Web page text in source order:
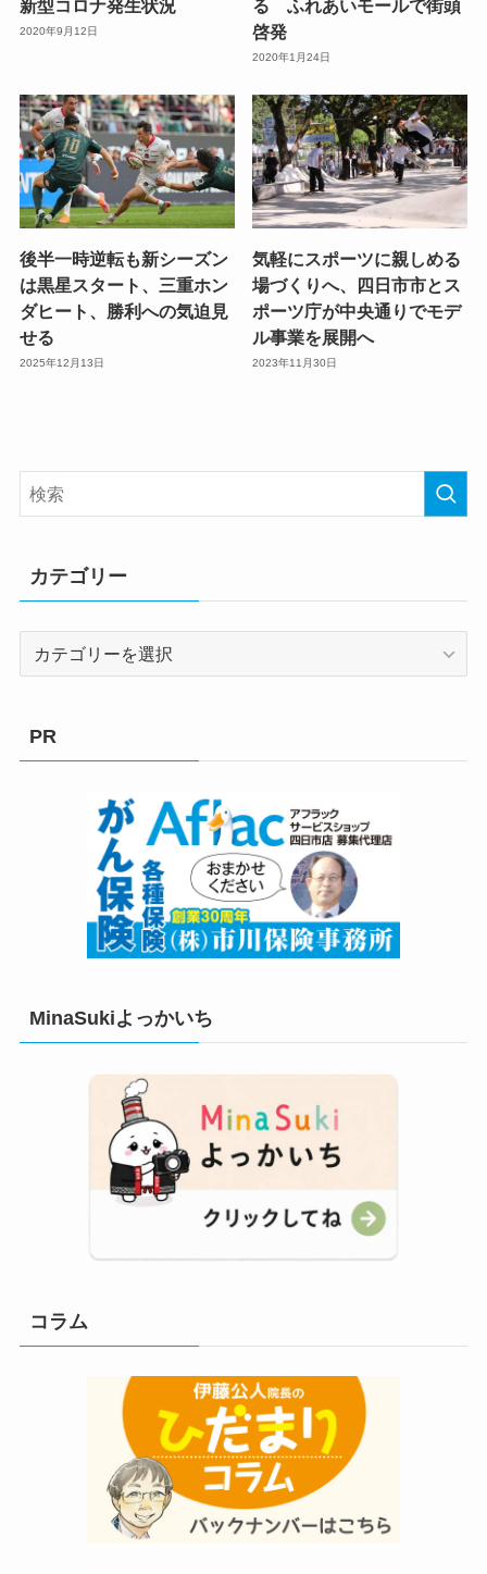
新型コロナ発生状況
2020年9月12日
る ふれあいモールで街頭
啓発
2020年1月24日
後半一時逆転も新シーズン
は黒星スタート、三重ホン
ダヒート、勝利への気迫見
せる
2025年12月13日
気軽にスポーツに親しめる
場づくりへ、四日市市とス
ポーツ庁が中央通りでモデ
ル事業を展開へ
2023年11月30日
カテゴリー
PR
MinaSukiよっかいち
コラム